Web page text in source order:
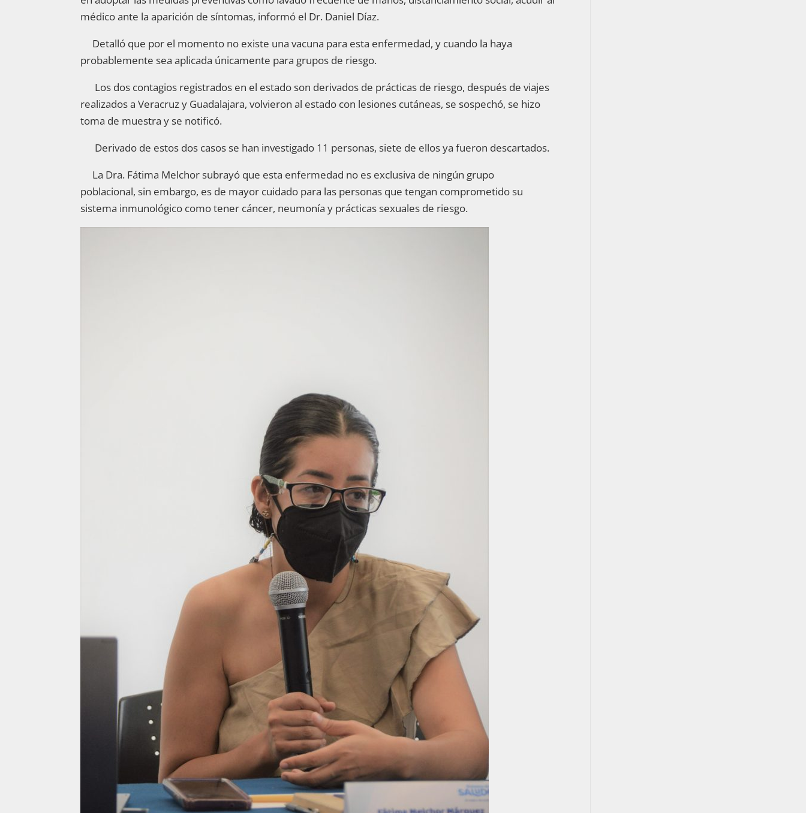
médico ante la aparición de síntomas, informó el Dr. Daniel Díaz.
Detalló que por el momento no existe una vacuna para esta enfermedad, y cuando la haya
probablemente sea aplicada únicamente para grupos de riesgo.
Los dos contagios registrados en el estado son derivados de prácticas de riesgo, después de viajes
realizados a Veracruz y Guadalajara, volvieron al estado con lesiones cutáneas, se sospechó, se hizo
toma de muestra y se notificó.
Derivado de estos dos casos se han investigado 11 personas, siete de ellos ya fueron descartados.
La Dra. Fátima Melchor subrayó que esta enfermedad no es exclusiva de ningún grupo
poblacional, sin embargo, es de mayor cuidado para las personas que tengan comprometido su
sistema inmunológico como tener cáncer, neumonía y prácticas sexuales de riesgo.